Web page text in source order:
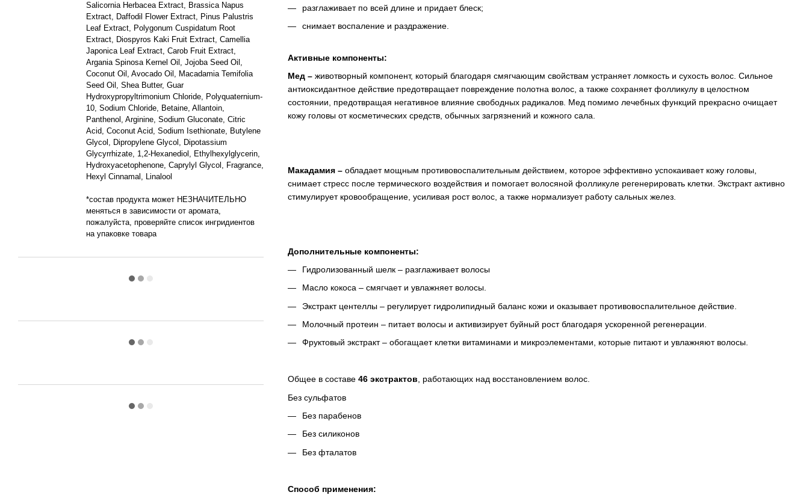
Salicornia Herbacea Extract, Brassica Napus
Extract, Daffodil Flower Extract, Pinus Palustris
Leaf Extract, Polygonum Cuspidatum Root
Extract, Diospyros Kaki Fruit Extract, Camellia
Japonica Leaf Extract, Carob Fruit Extract,
Argania Spinosa Kernel Oil, Jojoba Seed Oil,
Coconut Oil, Avocado Oil, Macadamia Temifolia
Seed Oil, Shea Butter, Guar
Hydroxypropyltrimonium Chloride, Polyquaternium-
10, Sodium Chloride, Betaine, Allantoin,
Panthenol, Arginine, Sodium Gluconate, Citric
Acid, Coconut Acid, Sodium Isethionate, Butylene
Glycol, Dipropylene Glycol, Dipotassium
Glycyrrhizate, 1,2-Hexanediol, Ethylhexylglycerin,
Hydroxyacetophenone, Caprylyl Glycol, Fragrance,
Hexyl Cinnamal, Linalool
*состав продукта может НЕЗНАЧИТЕЛЬНО
меняться в зависимости от аромата,
пожалуйста, проверяйте список ингридиентов
на упаковке товара
разглаживает по всей длине и придает блеск;
снимает воспаление и раздражение.
Активные компоненты:
Мед – животворный компонент, который благодаря смягчающим свойствам устраняет ломкость и сухость волос. Сильное
антиоксидантное действие предотвращает повреждение полотна волос, а также сохраняет фолликулу в целостном
состоянии, предотвращая негативное влияние свободных радикалов. Мед помимо лечебных функций прекрасно очищает
кожу головы от косметических средств, обычных загрязнений и кожного сала.
Макадамия – обладает мощным противовоспалительным действием, которое эффективно успокаивает кожу головы,
снимает стресс после термического воздействия и помогает волосяной фолликуле регенерировать клетки. Экстракт активно
стимулирует кровообращение, усиливая рост волос, а также нормализует работу сальных желез.
Дополнительные компоненты:
Гидролизованный шелк – разглаживает волосы
Масло кокоса – смягчает и увлажняет волосы.
Экстракт центеллы – регулирует гидролипидный баланс кожи и оказывает противовоспалительное действие.
Молочный протеин – питает волосы и активизирует буйный рост благодаря ускоренной регенерации.
Фруктовый экстракт – обогащает клетки витаминами и микроэлементами, которые питают и увлажняют волосы.
Общее в составе 46 экстрактов, работающих над восстановлением волос.
Без сульфатов
Без парабенов
Без силиконов
Без фталатов
Способ применения: